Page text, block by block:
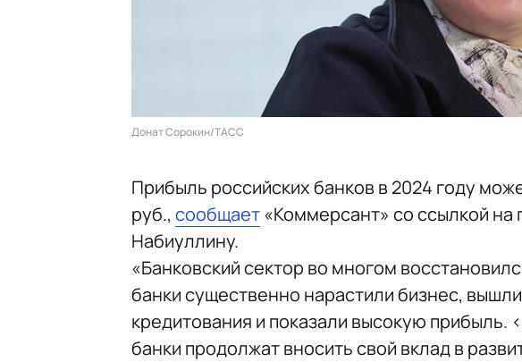
Донат Сорокин/ТАСС
Прибыль российских банков в 2024 году
руб., сообщает«Коммерсант» со ссылкой на
Набиуллину.
«Банковский сектор во многом
банки существенно нарастили бизнес,
кредитования и показали высокую прибыль.
банки продолжат вносить свой вклад в